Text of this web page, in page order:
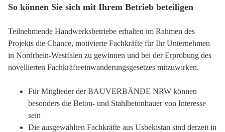
So können Sie sich mit Ihrem Betrieb beteiligen
Teilnehmende Handwerksbetriebe erhalten im Rahmen des
Projekts die Chance, motivierte Fachkräfte für Ihr Unternehmen
in Nordrhein-Westfalen zu gewinnen und bei der Erprobung des
novellierten Fachkräfteeinwanderungsgesetzes mitzuwirken.
Für Mitglieder der BAUVERBÄNDE NRW können
besonders die Beton- und Stahlbetonbauer von Interesse
sein
Die ausgewählten Fachkräfte aus Usbekistan sind derzeit in